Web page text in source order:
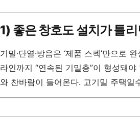
1) 좋은 창호도 설치가 틀
기밀·단열·방음은 ‘제품 스펙’만으로
라인까지 “연속된 기밀층”이 형성돼
와 찬바람이 들어온다. 고기밀 주택일